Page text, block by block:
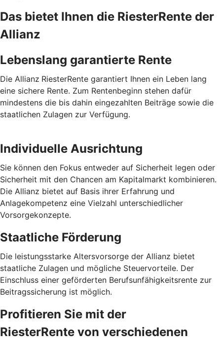
Das bietet Ihnen die RiesterRente der
Allianz
Lebenslang garantierte Rente
Die Allianz RiesterRente garantiert Ihnen ein Leben lang
eine sichere Rente. Zum Rentenbeginn stehen dafür
mindestens die bis dahin eingezahlten Beiträge sowie die
staatlichen Zulagen zur Verfügung.
Individuelle Ausrichtung
Sie können den Fokus entweder auf Sicherheit legen oder
Sicherheit mit den Chancen am Kapitalmarkt kombinieren.
Die Allianz bietet auf Basis ihrer Erfahrung und
Anlagekompetenz eine Vielzahl unterschiedlicher
Vorsorgekonzepte.
Staatliche Förderung
Die leistungsstarke Altersvorsorge der Allianz bietet
staatliche Zulagen und mögliche Steuervorteile. Der
Einschluss einer geförderten Berufsunfähigkeitsrente zur
Beitragssicherung ist möglich.
Profitieren Sie mit der
RiesterRente von verschiedenen